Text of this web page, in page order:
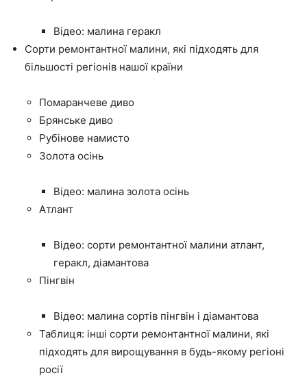
Відео: малина геракл
Сорти ремонтантної малини, які підходять для
більшості регіонів нашої країни
Помаранчеве диво
Брянське диво
Рубінове намисто
Золота осінь
Відео: малина золота осінь
Атлант
Відео: сорти ремонтантної малини атлант,
геракл, діамантова
Пінгвін
Відео: малина сортів пінгвін і діамантова
Таблиця: інші сорти ремонтантної малини, які
підходять для вирощування в будь-якому регіоні
росії